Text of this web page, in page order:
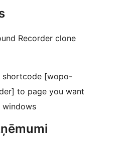
Recorder clone
shortcode [wopo-
to page you want